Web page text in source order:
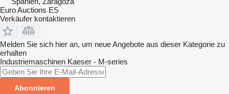
Euro Auctions ES
Verkäufer kontaktieren
Melden Sie sich hier an, um neue Angebote aus dieser Kategorie zu
erhalten
Industriemaschinen Kaeser - M-series
Abonnieren